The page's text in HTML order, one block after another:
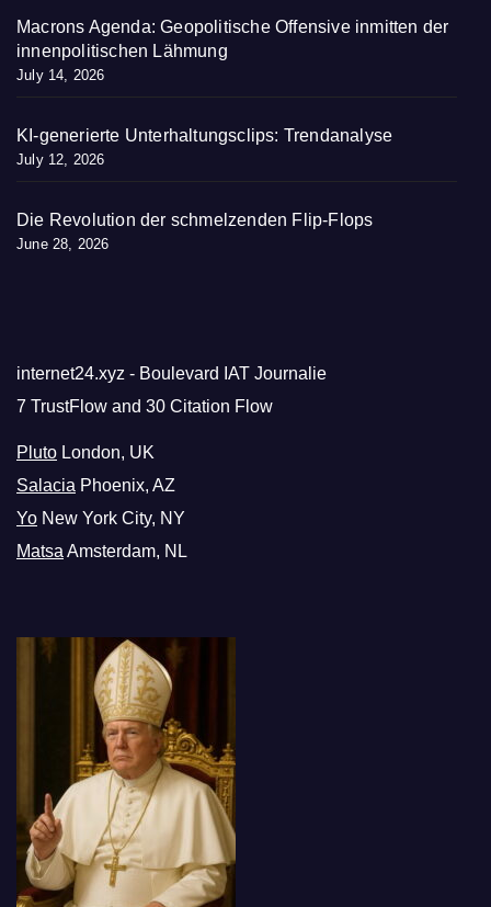
Macrons Agenda: Geopolitische Offensive inmitten der
innenpolitischen Lähmung
July 14, 2026
KI-generierte Unterhaltungsclips: Trendanalyse
July 12, 2026
Die Revolution der schmelzenden Flip-Flops
June 28, 2026
internet24.xyz - Boulevard IAT Journalie
7 TrustFlow and 30 Citation Flow
Pluto London, UK
Salacia Phoenix, AZ
Yo New York City, NY
MatsaAmsterdam, NL